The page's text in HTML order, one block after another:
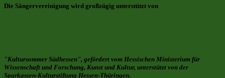
Die Sängervereinigung wird großzügig unterstützt von
"Kultursommer Südhessen", gefördert vom Hessischen Ministerium für
Wissenschaft und Forschung, Kunst und Kultur, unterstützt von der
Sparkassen-Kulturstiftung Hessen-Thüringen.